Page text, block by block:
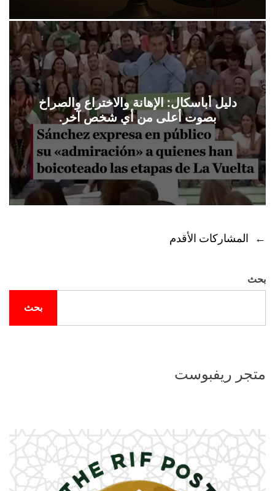
دليل أباسكال: الإهانة والاختراع والصراخ
بصوت أعلى من أي شخص آخر.
ت
فّ
ح
ل
ق
ا
ل
← المشاركات الأقدم
بحث
بحث
متجر ريفبوست